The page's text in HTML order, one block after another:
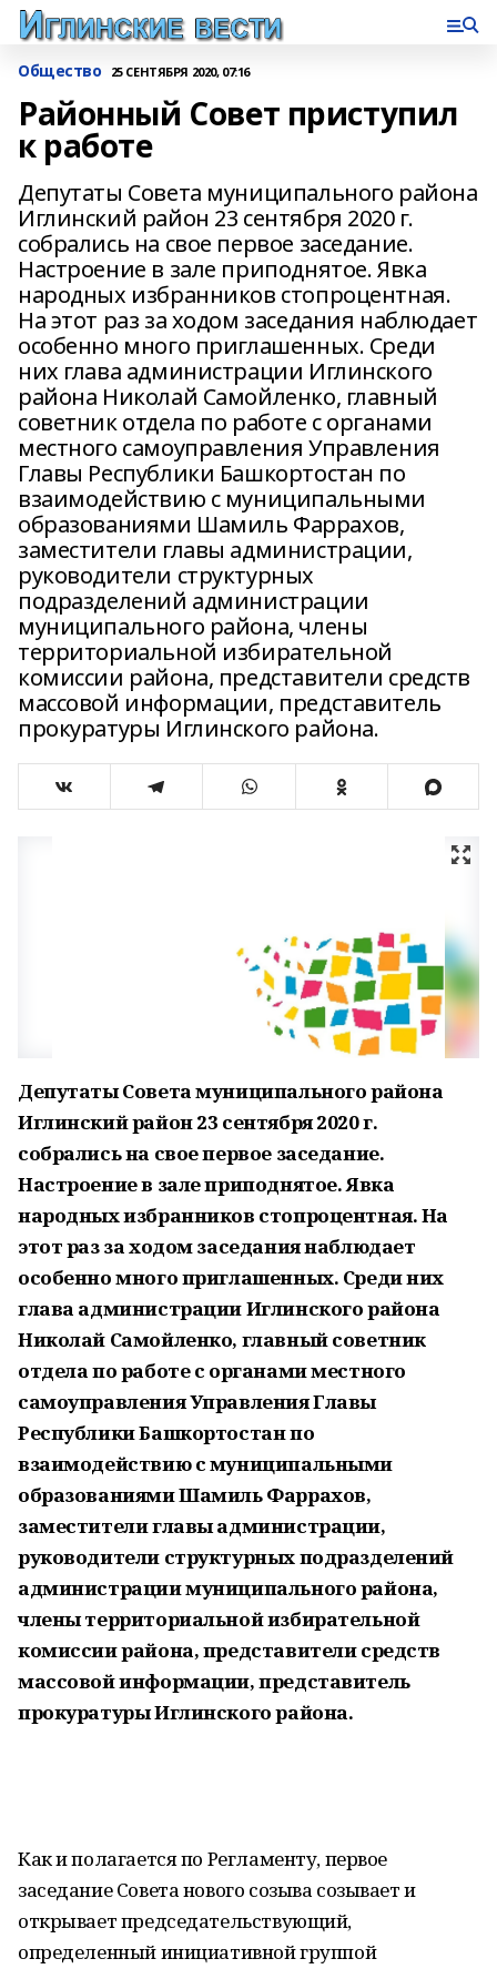
Общество 25 СЕНТЯБРЯ 2020, 07:16
Районный Совет приступил
к работе
Депутаты Совета муниципального района
Иглинский район 23 сентября 2020 г.
собрались на свое первое заседание.
Настроение в зале приподнятое. Явка
народных избранников стопроцентная.
На этот раз за ходом заседания наблюдает
особенно много приглашенных. Среди
них глава администрации Иглинского
района Николай Самойленко, главный
советник отдела по работе с органами
местного самоуправления Управления
Главы Республики Башкортостан по
взаимодействию с муниципальными
образованиями Шамиль Фаррахов,
заместители главы администрации,
руководители структурных
подразделений администрации
муниципального района, члены
территориальной избирательной
комиссии района, представители средств
массовой информации, представитель
прокуратуры Иглинского района.
Депутаты Совета муниципального района
Иглинский район 23 сентября 2020 г.
собрались на свое первое заседание.
Настроение в зале приподнятое. Явка
народных избранников стопроцентная. На
этот раз за ходом заседания наблюдает
особенно много приглашенных. Среди них
глава администрации Иглинского района
Николай Самойленко, главный советник
отдела по работес органами местного
самоуправления Управления Главы
Республики Башкортостан по
взаимодействию с муниципальными
образованиями Шамиль Фаррахов,
заместители главы администрации,
руководители структурных подразделений
администрации муниципального района,
члены территориальной избирательной
комиссии района, представители средств
массовой информации, представитель
прокуратуры Иглинского района.
Как и полагается по Регламенту, первое
заседание Совета нового созыва созывает и
открывает председательствующий,
определенный инициативной группой